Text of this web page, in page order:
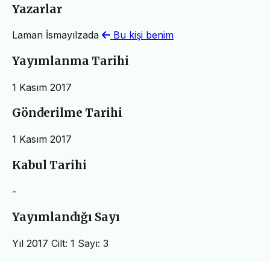
Yazarlar
Laman İsmayılzada Bu kişi benim
Yayımlanma Tarihi
1 Kasım 2017
Gönderilme Tarihi
1 Kasım 2017
Kabul Tarihi
-
Yayımlandığı Sayı
Yıl 2017 Cilt: 1 Sayı: 3